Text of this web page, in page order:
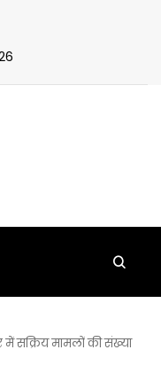
सक्रिय मामलों की संख्या